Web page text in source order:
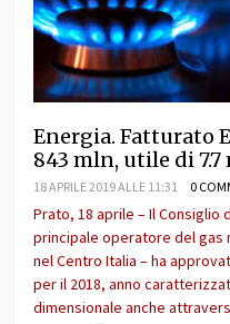
Energia. Fatturato
843 mln, utile di
18 APRILE 2019 ALLE 11:31 0
Prato, 18 aprile – Il Consiglio
principale operatore del gas
nel Centro Italia – ha
per il 2018, anno
dimensionale anche